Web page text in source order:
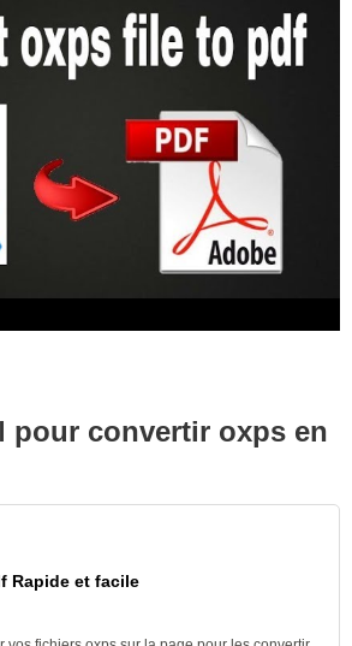
pour convertir oxps en
Rapide et facile